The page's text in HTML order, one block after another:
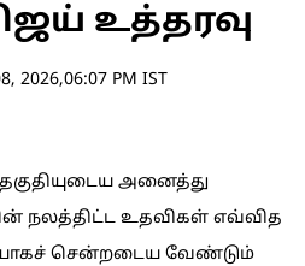
உத்தரவு
2026,06:07 PM IST
அனைத்து
நலத்திட்ட உதவிகள் எவ்வித
சென்றடைய வேண்டும்